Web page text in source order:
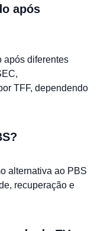
após
após diferentes
TFF, dependendo
alternativa ao PBS
recuperação e